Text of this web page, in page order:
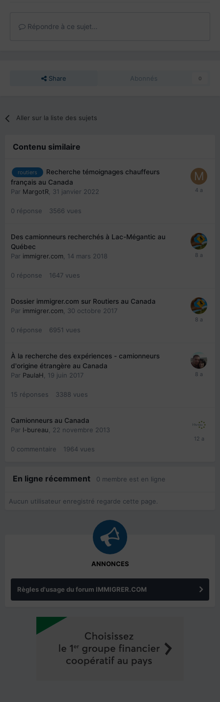
Répondre à ce sujet…
Share Abonnés 0
Aller sur la liste des sujets
Contenu similaire
routiers
Recherche témoignages chauffeurs
français au Canada
Par MargotR, 31 janvier 2022
0 réponse 3566 vues
Des camionneurs recherchés à Lac-Mégantic au
Québec
Par immigrer.com, 14 mars 2018
0 réponse 1647 vues
Dossier immigrer.com sur Routiers au Canada
Par immigrer.com, 30 octobre 2017
0 réponse 6951 vues
À la recherche des expériences - camionneurs
d'origine étrangère au Canada
Par PaulaH, 19 juin 2017
15 réponses 3388 vues
Camionneurs au Canada
Par I-bureau, 22 novembre 2013
0 commentaire 1964 vues
En ligne récemment 0 membre est en ligne
Aucun utilisateur enregistré regarde cette page.
ANNONCES
Règles d'usage du forum IMMIGRER.COM